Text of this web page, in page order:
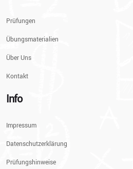
Prüfungen
Übungsmaterialien
Über Uns
Kontakt
Info
Impressum
Datenschutzerklärung
Prüfungshinweise